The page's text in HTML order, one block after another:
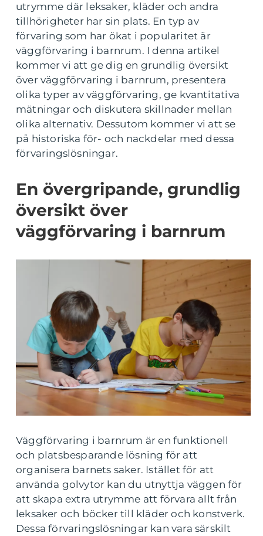
utrymme där leksaker, kläder och andra
tillhörigheter har sin plats. En typ av
förvaring som har ökat i popularitet är
väggförvaring i barnrum. I denna artikel
kommer vi att ge dig en grundlig översikt
över väggförvaring i barnrum, presentera
olika typer av väggförvaring, ge kvantitativa
mätningar och diskutera skillnader mellan
olika alternativ. Dessutom kommer vi att se
på historiska för- och nackdelar med dessa
förvaringslösningar.
En övergripande, grundlig
översikt över
väggförvaring i barnrum
Väggförvaring i barnrum är en funktionell
och platsbesparande lösning för att
organisera barnets saker. Istället för att
använda golvytor kan du utnyttja väggen för
att skapa extra utrymme att förvara allt från
leksaker och böcker till kläder och konstverk.
Dessa förvaringslösningar kan vara särskilt